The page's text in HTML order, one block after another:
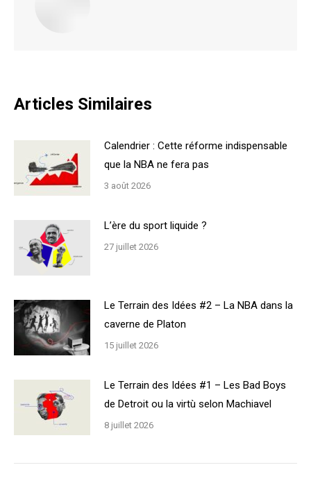
Articles Similaires
Calendrier : Cette réforme indispensable
que la NBA ne fera pas
3 août 2026
L’ère du sport liquide ?
27 juillet 2026
Le Terrain des Idées #2 – La NBA dans la
caverne de Platon
15 juillet 2026
Le Terrain des Idées #1 – Les Bad Boys
de Detroit ou la virtù selon Machiavel
8 juillet 2026